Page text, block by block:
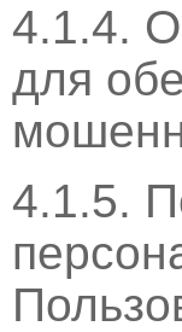
4.1.4.
для
4.1.5.